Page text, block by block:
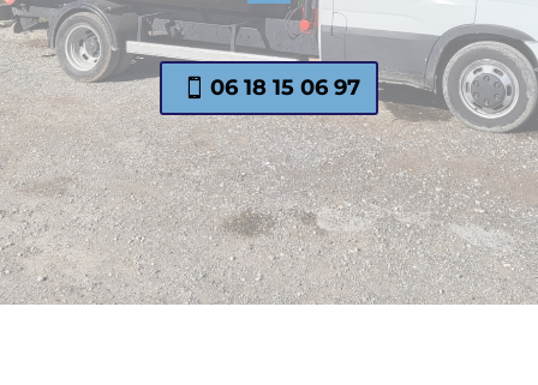
06 18 15 06 97